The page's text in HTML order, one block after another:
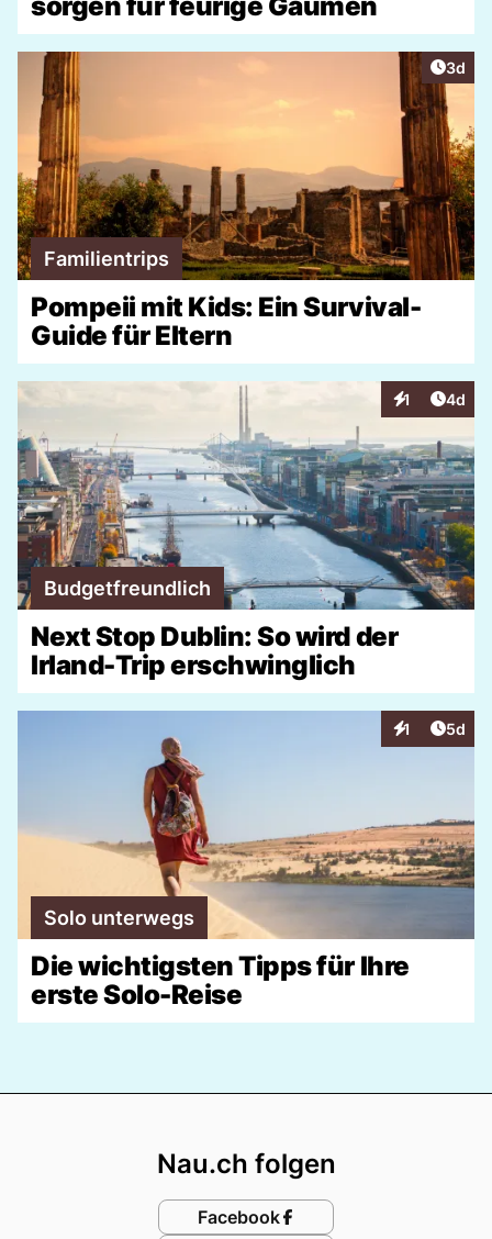
3d
Familientrips
Pompeii mit Kids: Ein Survival-
Guide für Eltern
1
Interaktionen
4d
Budgetfreundlich
Next Stop Dublin: So wird der
Irland-Trip erschwinglich
1
Interaktionen
5d
Solo unterwegs
Die wichtigsten Tipps für Ihre
erste Solo-Reise
Nau.ch folgen
Facebook